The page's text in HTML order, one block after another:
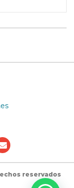
n
v
e
o
reservados